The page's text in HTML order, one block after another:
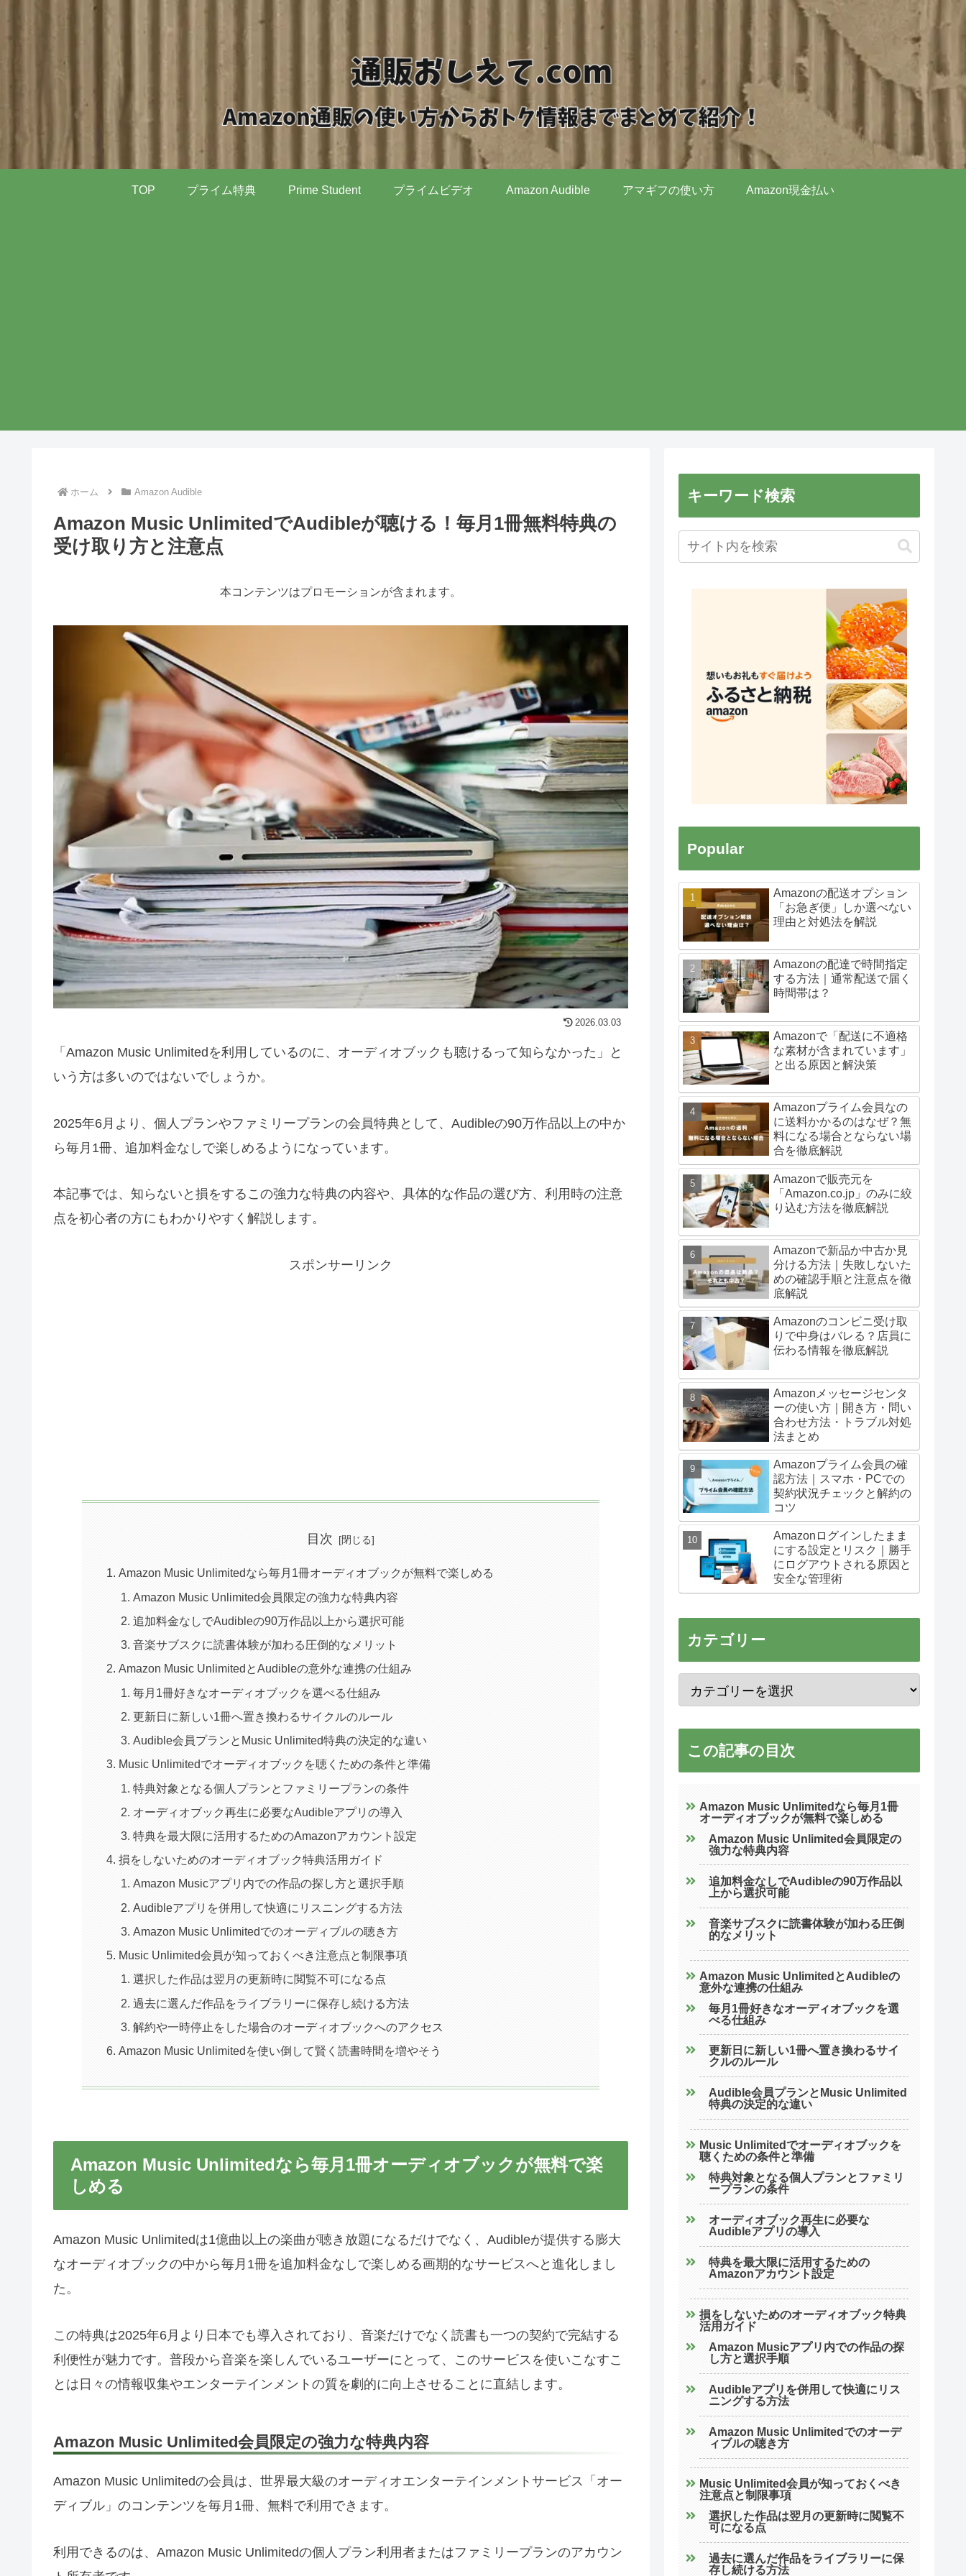
TOP プライム特典 Prime Student プライムビデオ Amazon Audible アマギフの使い方 Amazon現金払い
ホーム Amazon Audible
Amazon Music UnlimitedでAudibleが聴ける！毎月1冊無料特典の
受け取り方と注意点
本コンテンツはプロモーションが含まれます。
2026.03.03
「Amazon Music Unlimitedを利用しているのに、オーディオブックも聴けるって知らなかった」と
いう方は多いのではないでしょうか。
2025年6月より、個人プランやファミリープランの会員特典として、Audibleの90万作品以上の中か
ら毎月1冊、追加料金なしで楽しめるようになっています。
本記事では、知らないと損をするこの強力な特典の内容や、具体的な作品の選び方、利用時の注意
点を初心者の方にもわかりやすく解説します。
スポンサーリンク
目次
Amazon Music Unlimitedなら毎月1冊オーディオブックが無料で楽しめる
Amazon Music Unlimited会員限定の強力な特典内容
追加料金なしでAudibleの90万作品以上から選択可能
音楽サブスクに読書体験が加わる圧倒的なメリット
Amazon Music UnlimitedとAudibleの意外な連携の仕組み
毎月1冊好きなオーディオブックを選べる仕組み
更新日に新しい1冊へ置き換わるサイクルのルール
Audible会員プランとMusic Unlimited特典の決定的な違い
Music Unlimitedでオーディオブックを聴くための条件と準備
特典対象となる個人プランとファミリープランの条件
オーディオブック再生に必要なAudibleアプリの導入
特典を最大限に活用するためのAmazonアカウント設定
損をしないためのオーディオブック特典活用ガイド
Amazon Musicアプリ内での作品の探し方と選択手順
Audibleアプリを併用して快適にリスニングする方法
Amazon Music Unlimitedでのオーディブルの聴き方
Music Unlimited会員が知っておくべき注意点と制限事項
選択した作品は翌月の更新時に閲覧不可になる点
過去に選んだ作品をライブラリーに保存し続ける方法
解約や一時停止をした場合のオーディオブックへのアクセス
Amazon Music Unlimitedを使い倒して賢く読書時間を増やそう
Amazon Music Unlimitedなら毎月1冊オーディオブックが無料で楽
しめる
Amazon Music Unlimitedは1億曲以上の楽曲が聴き放題になるだけでなく、Audibleが提供する膨大
なオーディオブックの中から毎月1冊を追加料金なしで楽しめる画期的なサービスへと進化しまし
た。
この特典は2025年6月より日本でも導入されており、音楽だけでなく読書も一つの契約で完結する
利便性が魅力です。普段から音楽を楽しんでいるユーザーにとって、このサービスを使いこなすこ
とは日々の情報収集やエンターテインメントの質を劇的に向上させることに直結します。
Amazon Music Unlimited会員限定の強力な特典内容
Amazon Music Unlimitedの会員は、世界最大級のオーディオエンターテインメントサービス「オー
ディブル」のコンテンツを毎月1冊、無料で利用できます。
利用できるのは、Amazon Music Unlimitedの個人プラン利用者またはファミリープランのアカウン
キーワード検索
Popular
Amazonの配送オプション
「お急ぎ便」しか選べない
理由と対処法を解説
Amazonの配達で時間指定
する方法｜通常配送で届く
時間帯は？
Amazonで「配送に不適格
な素材が含まれています」
と出る原因と解決策
Amazonプライム会員なの
に送料かかるのはなぜ？無
料になる場合とならない場
合を徹底解説
Amazonで販売元を
「Amazon.co.jp」のみに絞
り込む方法を徹底解説
Amazonで新品か中古か見
分ける方法｜失敗しないた
めの確認手順と注意点を徹
底解説
Amazonのコンビニ受け取
りで中身はバレる？店員に
伝わる情報を徹底解説
Amazonメッセージセンタ
ーの使い方｜開き方・問い
合わせ方法・トラブル対処
法まとめ
Amazonプライム会員の確
認方法｜スマホ・PCでの
契約状況チェックと解約の
コツ
Amazonログインしたまま
にする設定とリスク｜勝手
にログアウトされる原因と
安全な管理術
カテゴリー
この記事の目次
Amazon Music Unlimitedなら毎月1冊
オーディオブックが無料で楽しめる
Amazon Music Unlimited会員限定の
強力な特典内容
追加料金なしでAudibleの90万作品以
上から選択可能
音楽サブスクに読書体験が加わる圧倒
的なメリット
Amazon Music UnlimitedとAudibleの
意外な連携の仕組み
毎月1冊好きなオーディオブックを選
べる仕組み
更新日に新しい1冊へ置き換わるサイ
クルのルール
Audible会員プランとMusic Unlimited
特典の決定的な違い
Music Unlimitedでオーディオブックを
聴くための条件と準備
特典対象となる個人プランとファミリ
ープランの条件
オーディオブック再生に必要な
Audibleアプリの導入
特典を最大限に活用するための
Amazonアカウント設定
損をしないためのオーディオブック特典
活用ガイド
Amazon Musicアプリ内での作品の探
し方と選択手順
Audibleアプリを併用して快適にリス
ニングする方法
Amazon Music Unlimitedでのオーデ
ィブルの聴き方
Music Unlimited会員が知っておくべき
注意点と制限事項
選択した作品は翌月の更新時に閲覧不
可になる点
過去に選んだ作品をライブラリーに保
存し続ける方法